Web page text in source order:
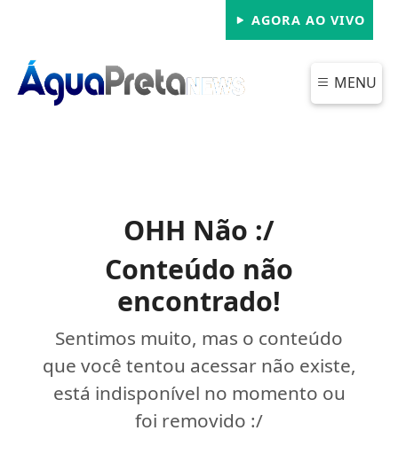
AGORA AO VIVO
MENU
OHH Não :/
Conteúdo não
encontrado!
Sentimos muito, mas o conteúdo
que você tentou acessar não existe,
está indisponível no momento ou
foi removido :/